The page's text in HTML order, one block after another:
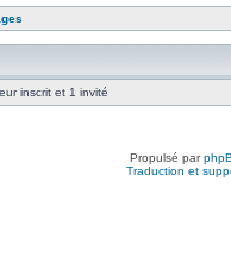
inscrit et 1 invité
Propulsé par
Traduction et